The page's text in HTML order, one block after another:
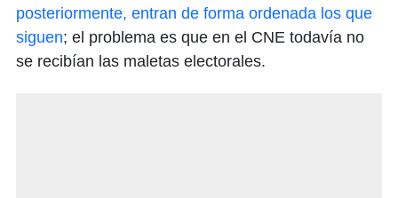
posteriormente, entran de forma ordenada los que
siguen; el problema es que en el CNE todavía no
se recibían las maletas electorales.